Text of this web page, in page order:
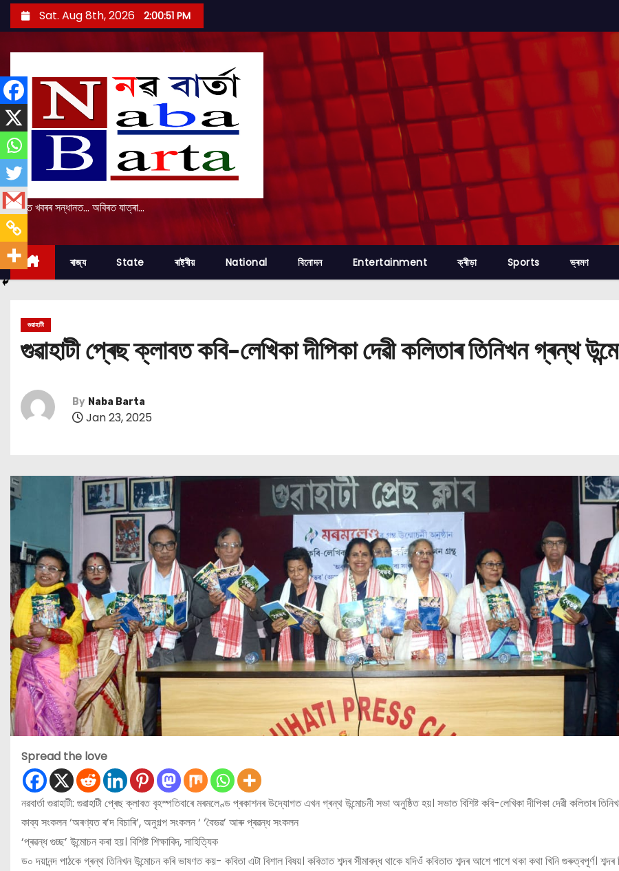
k
t
o
c
n
e
t
Sat. Aug 8th, 2026 2:00:52 PM
প্ৰকৃত খবৰৰ সন্ধানত... অবিৰত যাত্ৰা...
ৰাজ্য State ৰাষ্ট্ৰীয় National বিনোদন Entertainment ক্ৰীড়া Sports ভ্ৰমণ
গুৱাহাটী
গুৱাহাটী প্ৰেছ ক্লাবত কবি-লেখিকা দীপিকা দেৱী কলিতাৰ তিনিখন গ্ৰন্থ
By Naba Barta
Jan 23, 2025
Spread the love
নৱবার্তা গুৱাহাটী: গুৱাহাটী প্ৰেছ ক্লাবত বৃহস্পতিবাৰে মৰমলেণ্ড প্ৰকাশনৰ উদ্যোগত এখন গ্ৰন্থ উন্মোচনী সভা অনুষ্ঠিত হয়। সভাত বিশিষ্ট কবি-লেখিকা দীপিকা দেৱী কলিতাৰ
কাব্য সংকলন ‘অৰণ্যত ৰ’দ বিচাৰি’, অনুগল্প সংকলন ‘ ‘বৈভৱ’ আৰু প্ৰৱন্ধ সংকলন
‘প্ৰৱন্ধ গুচ্ছ’ উন্মোচন কৰা হয়। বিশিষ্ট শিক্ষাবিদ, সাহিত্যিক
ড০ দয়ানন্দ পাঠকে গ্ৰন্থ তিনিখন উন্মোচন কৰি ভাষণত কয়- কবিতা এটা বিশাল বিষয়। কবিতাত শব্দৰ সীমাবদ্ধ থাকে যদিওঁ কবিতাত শব্দৰ আশে পাশে থকা কথা খিনি গুৰুত্বপূৰ্ণ।